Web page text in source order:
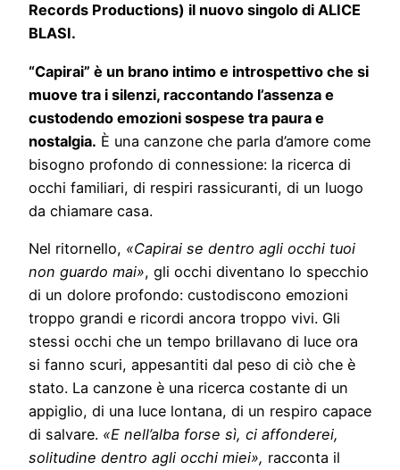
Records Productions) il nuovo singolo di ALICE
BLASI.
“Capirai” è un brano intimo e introspettivo che si
muove tra i silenzi, raccontando l’assenza e
custodendo emozioni sospese tra paura e
nostalgia. È una canzone che parla d’amore come
bisogno profondo di connessione: la ricerca di
occhi familiari, di respiri rassicuranti, di un luogo
da chiamare casa.
Nel ritornello, «Capirai se dentro agli occhi tuoi
non guardo mai», gli occhi diventano lo specchio
di un dolore profondo: custodiscono emozioni
troppo grandi e ricordi ancora troppo vivi. Gli
stessi occhi che un tempo brillavano di luce ora
si fanno scuri, appesantiti dal peso di ciò che è
stato. La canzone è una ricerca costante di un
appiglio, di una luce lontana, di un respiro capace
di salvare. «E nell’alba forse sì, ci affonderei,
solitudine dentro agli occhi miei», racconta il